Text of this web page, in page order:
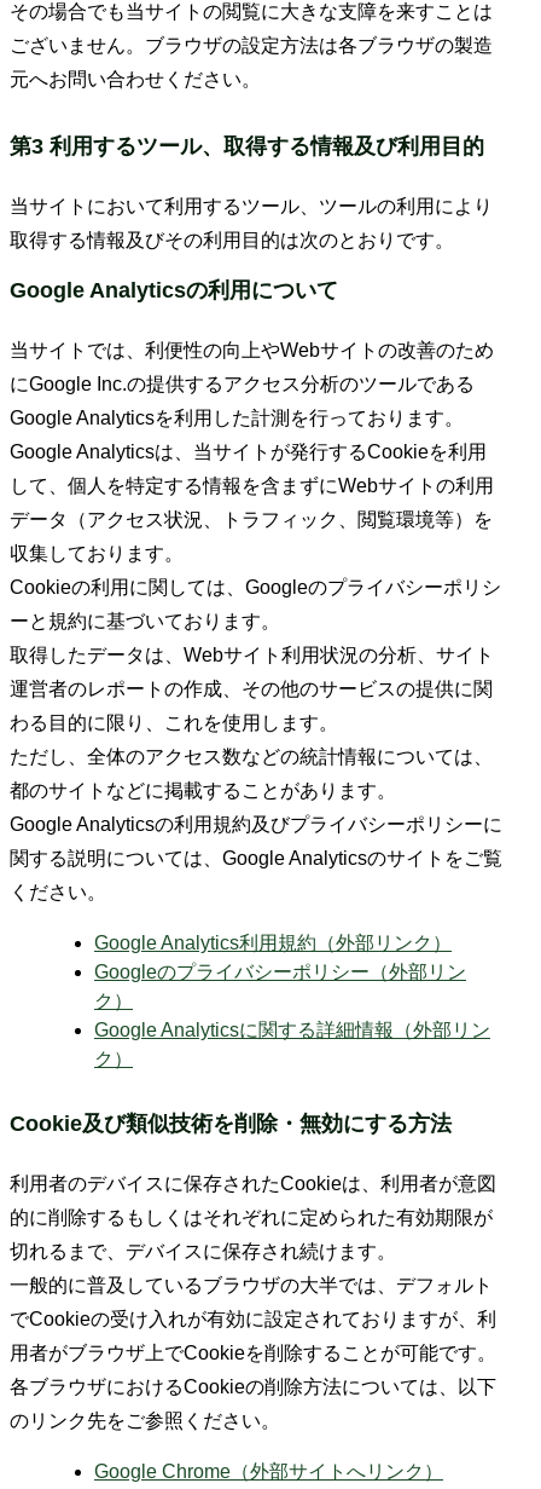
その場合でも当サイトの閲覧に大きな支障を来すことは
ございません。ブラウザの設定方法は各ブラウザの製造
元へお問い合わせください。
第3 利用するツール、取得する情報及び利用目的
当サイトにおいて利用するツール、ツールの利用により
取得する情報及びその利用目的は次のとおりです。
Google Analyticsの利用について
当サイトでは、利便性の向上やWebサイトの改善のため
にGoogle Inc.の提供するアクセス分析のツールである
Google Analyticsを利用した計測を行っております。
Google Analyticsは、当サイトが発行するCookieを利用
して、個人を特定する情報を含まずにWebサイトの利用
データ（アクセス状況、トラフィック、閲覧環境等）を
収集しております。
Cookieの利用に関しては、Googleのプライバシーポリシ
ーと規約に基づいております。
取得したデータは、Webサイト利用状況の分析、サイト
運営者のレポートの作成、その他のサービスの提供に関
わる目的に限り、これを使用します。
ただし、全体のアクセス数などの統計情報については、
都のサイトなどに掲載することがあります。
Google Analyticsの利用規約及びプライバシーポリシーに
関する説明については、Google Analyticsのサイトをご覧
ください。
Google Analytics利用規約（外部リンク）
Googleのプライバシーポリシー（外部リン
ク）
Google Analyticsに関する詳細情報（外部リン
ク）
Cookie及び類似技術を削除・無効にする方法
利用者のデバイスに保存されたCookieは、利用者が意図
的に削除するもしくはそれぞれに定められた有効期限が
切れるまで、デバイスに保存され続けます。
一般的に普及しているブラウザの大半では、デフォルト
でCookieの受け入れが有効に設定されておりますが、利
用者がブラウザ上でCookieを削除することが可能です。
各ブラウザにおけるCookieの削除方法については、以下
のリンク先をご参照ください。
Google Chrome（外部サイトへリンク）